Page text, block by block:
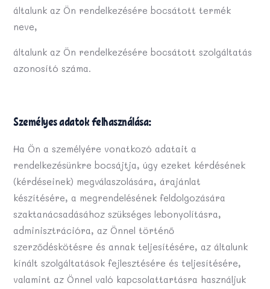
általunk az Ön rendelkezésére bocsátott termék
neve,
általunk az Ön rendelkezésére bocsátott szolgáltatás
azonosító száma.
Személyes adatok felhasználása:
Ha Ön a személyére vonatkozó adatait a
rendelkezésünkre bocsájtja, úgy ezeket kérdésének
(kérdéseinek) megválaszolására, árajánlat
készítésére, a megrendelésének feldolgozására
szaktanácsadásához szükséges lebonyolításra,
adminisztrációra, az Önnel történő
szerződéskötésre és annak teljesítésére, az általunk
kínált szolgáltatások fejlesztésére és teljesítésére,
valamint az Önnel való kapcsolattartásra használjuk